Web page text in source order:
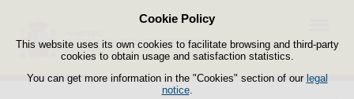
Cookie Policy
This website uses its own cookies to facilitate browsing and third-party
cookies to obtain usage and satisfaction statistics.
You can get more information in the "Cookies" section of our legal
notice.
Skip to content
Menu